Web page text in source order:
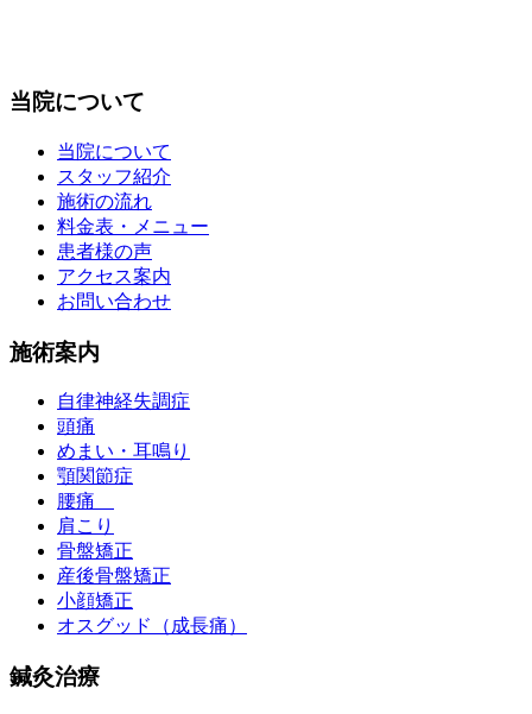
当院について
当院について
スタッフ紹介
施術の流れ
料金表・メニュー
患者様の声
アクセス案内
お問い合わせ
施術案内
自律神経失調症
頭痛
めまい・耳鳴り
顎関節症
腰痛
肩こり
骨盤矯正
産後骨盤矯正
小顔矯正
オスグッド（成長痛）
鍼灸治療